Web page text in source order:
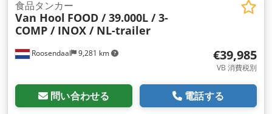
Roosendaal 9,281 km
食品タンカー
Van Hool FOOD / 39.000L / 3-
COMP / INOX / NL-trailer
€39,985
VB 消費税別
問い合わせる 電話する